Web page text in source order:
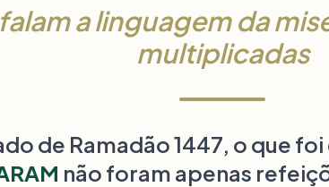
a linguagem da
multiplicadas
de Ramadão 1447, o que
não foram apenas